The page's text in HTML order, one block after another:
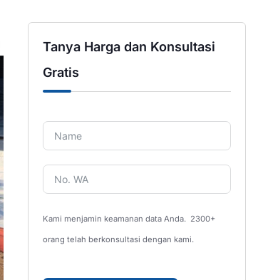
Tanya Harga dan Konsultasi
Gratis
Kami menjamin keamanan data Anda. 2300+
orang telah berkonsultasi dengan kami.